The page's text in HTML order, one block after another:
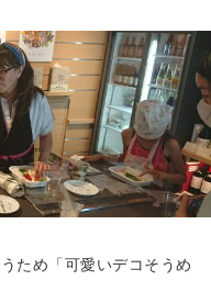
ため「可愛いデコそうめ